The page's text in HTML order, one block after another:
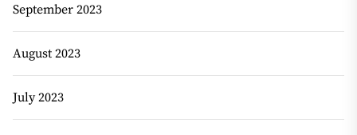
September 2023
August 2023
July 2023